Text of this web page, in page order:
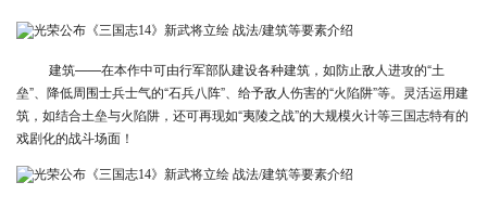
建筑——在本作中可由行军部队建设各种建筑，如防止敌人进攻的“土
垒”、降低周围士兵士气的“石兵八阵”、给予敌人伤害的“火陷阱”等。灵活运用建
筑，如结合土垒与火陷阱，还可再现如“夷陵之战”的大规模火计等三国志特有的
戏剧化的战斗场面！